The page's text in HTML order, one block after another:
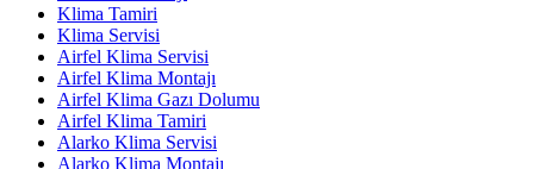
Klima Tamiri
Klima Servisi
Airfel Klima Servisi
Airfel Klima Montajı
Airfel Klima Gazı Dolumu
Airfel Klima Tamiri
Alarko Klima Servisi
Alarko Klima Montajı